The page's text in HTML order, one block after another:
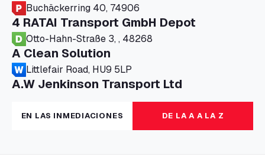
Buchäckerring 40, 74906
4 RATAI Transport GmbH Depot
Otto-Hahn-Straße 3, , 48268
A Clean Solution
Littlefair Road, HU9 5LP
A.W Jenkinson Transport Ltd
Progress House, ME11 5GA
A+G Nettetal - Depot Parking
Am Panneschopp 7, 41334
EN LAS INMEDIACIONES DE LA A A LA Z